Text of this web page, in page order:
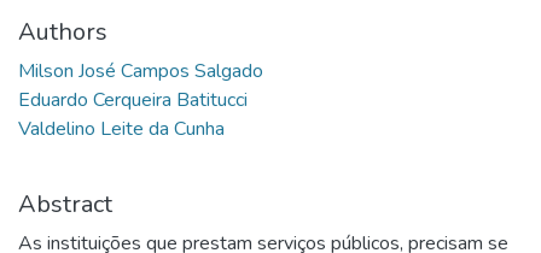
Authors
Milson José Campos Salgado
Eduardo Cerqueira Batitucci
Valdelino Leite da Cunha
Abstract
As instituições que prestam serviços públicos, precisam se